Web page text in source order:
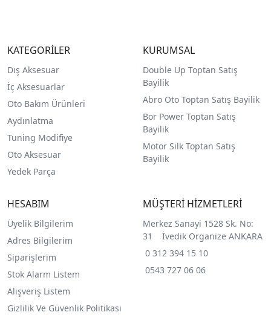
KATEGORİLER
Dış Aksesuar
İç Aksesuarlar
Oto Bakım Ürünleri
Aydınlatma
Tuning Modifiye
Oto Aksesuar
Yedek Parça
KURUMSAL
Double Up Toptan Satış
Bayilik
Abro Oto Toptan Satış Bayilik
Bor Power Toptan Satış
Bayilik
Motor Silk Toptan Satış
Bayilik
HESABIM
Üyelik Bilgilerim
Adres Bilgilerim
Siparişlerim
Stok Alarm Listem
Alışveriş Listem
Gizlilik Ve Güvenlik Politikası
MÜŞTERİ HİZMETLERİ
Merkez Sanayi 1528 Sk. No:
31 İvedik Organize ANKARA
0 312 394 15 10
0543 727 06 06